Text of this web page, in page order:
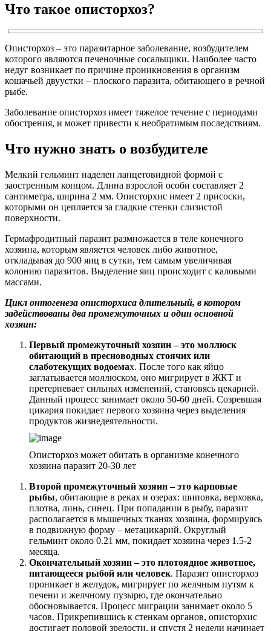
Что такое описторхоз?
Описторхоз – это паразитарное заболевание, возбудителем
которого являются печеночные сосальщики. Наиболее часто
недуг возникает по причине проникновения в организм
кошачьей двуустки – плоского паразита, обитающего в речной
рыбе.
Заболевание описторхоз имеет тяжелое течение с периодами
обострения, и может привести к необратимым последствиям.
Что нужно знать о возбудителе
Мелкий гельминт наделен ланцетовидной формой с
заостренным концом. Длина взрослой особи составляет 2
сантиметра, ширина 2 мм. Описторхис имеет 2 присоски,
которыми он цепляется за гладкие стенки слизистой
поверхности.
Гермафродитный паразит размножается в теле конечного
хозяина, которым является человек либо животное,
откладывая до 900 яиц в сутки, тем самым увеличивая
колонию паразитов. Выделение яиц происходит с каловыми
массами.
Цикл онтогенеза описторхиса длительный, в котором
задействованы два промежуточных и один основной
хозяин:
Первый промежуточный хозяин – это моллюск
обитающий в пресноводных стоячих или
слаботекущих водоемах. После того как яйцо
заглатывается моллюском, оно мигрирует в ЖКТ и
претерпевает сильных изменений, становясь цекарией.
Данный процесс занимает около 50-60 дней. Созревшая
цикария покидает первого хозяина через выделения
продуктов жизнедеятельности.
Описторхоз может обитать в организме конечного
хозяина паразит 20-30 лет
Второй промежуточный хозяин – это карповые
рыбы, обитающие в реках и озерах: шиповка, верховка,
плотва, линь, синец. При попадании в рыбу, паразит
располагается в мышечных тканях хозяина, формируясь
в подвижную форму – метацикарий. Округлый
гельминт около 0.21 мм, покидает хозяина через 1.5-2
месяца.
Окончательный хозяин – это плотоядное животное,
питающееся рыбой или человек. Паразит описторхоз
проникает в желудок, мигрирует по желчным путям к
печени и желчному пузырю, где окончательно
обосновывается. Процесс миграции занимает около 5
часов. Прикрепившись к стенкам органов, описторхис
достигает половой зрелости, и спустя 2 недели начинает